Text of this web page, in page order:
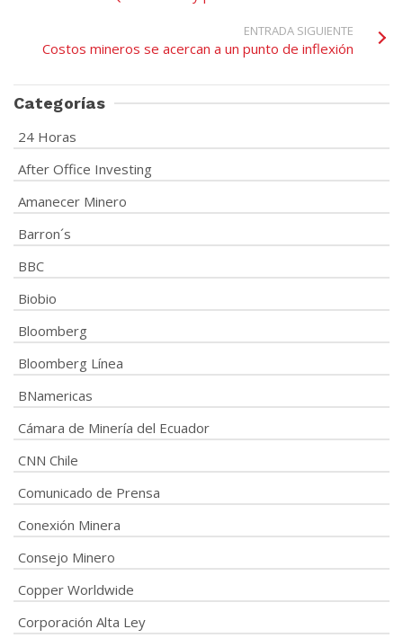
ENTRADA SIGUIENTE
Costos mineros se acercan a un punto de inflexión
Categorías
24 Horas
After Office Investing
Amanecer Minero
Barron´s
BBC
Biobio
Bloomberg
Bloomberg Línea
BNamericas
Cámara de Minería del Ecuador
CNN Chile
Comunicado de Prensa
Conexión Minera
Consejo Minero
Copper Worldwide
Corporación Alta Ley